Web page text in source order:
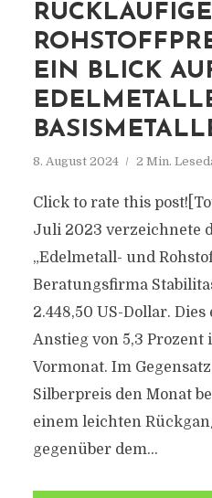
RÜCKLÄUFIGE
EIN BLICK
8. August 2024 2 Min.
Click to rate this
Juli 2023 verzeichnete
„Edelmetall- und
Beratungsfirma
2.448,50 US-Dollar.
Anstieg von 5,3 Prozent
Vormonat. Im
Silberpreis den Monat
einem leichten
gegenüber dem...